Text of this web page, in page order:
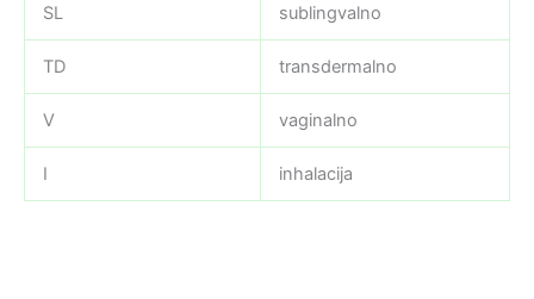
SL sublingvalno
TD transdermalno
V vaginalno
I inhalacija